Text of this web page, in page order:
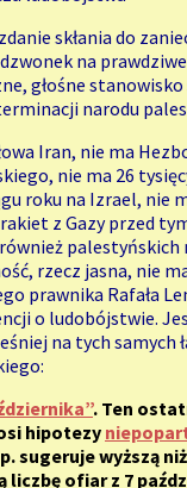
skłania do
na
głośne
narodu
Iran, nie ma
nie ma 26
roku na Izrael, nie
z Gazy przed
palestyńskich
rzecz jasna, nie
prawnika Rafała
o ludobójstwie.
na tych samych
. Ten
hipotezy
sugeruje wyższą
liczbę ofiar z 7